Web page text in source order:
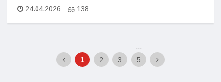
24.04.2026 138
1 2 3
...
5